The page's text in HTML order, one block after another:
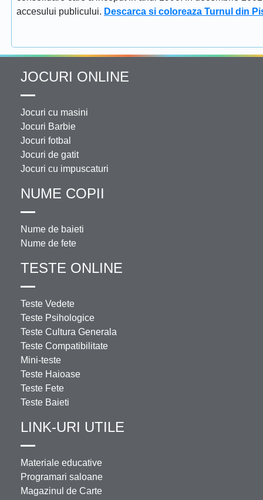
accesului publicului. Descarca si coloreaza Turnul din
JOCURI ONLINE
Jocuri cu masini
Jocuri Barbie
Jocuri fotbal
Jocuri de gatit
Jocuri cu impuscaturi
NUME COPII
Nume de baieti
Nume de fete
TESTE ONLINE
Teste Vedete
Teste Psihologice
Teste Cultura Generala
Teste Compatibilitate
Mini-teste
Teste Haioase
Teste Fete
Teste Baieti
LINK-URI UTILE
Materiale educative
Programari saloane
Magazinul de Carte